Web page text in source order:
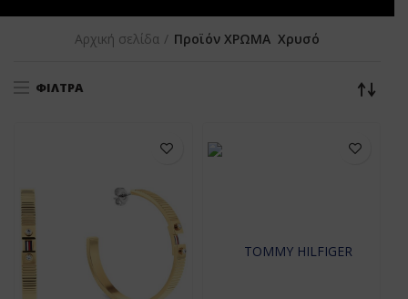
Αρχική σελίδα Προϊόν ΧΡΩΜΑ Χρυσό
ΦΊΛΤΡΑ